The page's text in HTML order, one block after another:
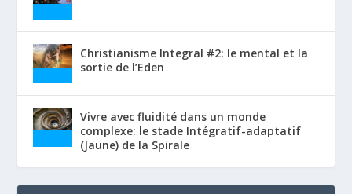
Christianisme Integral #2: le mental et la
sortie de l’Eden
Vivre avec fluidité dans un monde
complexe: le stade Intégratif-adaptatif
(Jaune) de la Spirale